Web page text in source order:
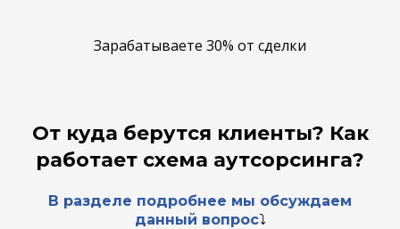
Зарабатываете 30% от сделки
От куда берутся клиенты? Как
работает схема аутсорсинга?
В разделе подробнее мы обсуждаем
данный вопрос⤵️